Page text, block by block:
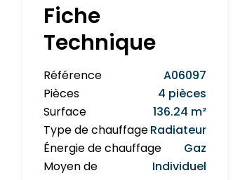
Fiche
Technique
Référence
A06097
Pièces
4 pièces
Surface
136.24 m²
Type de chauffageRadiateur
Énergie de chauffage
Gaz
Moyen de
Individuel